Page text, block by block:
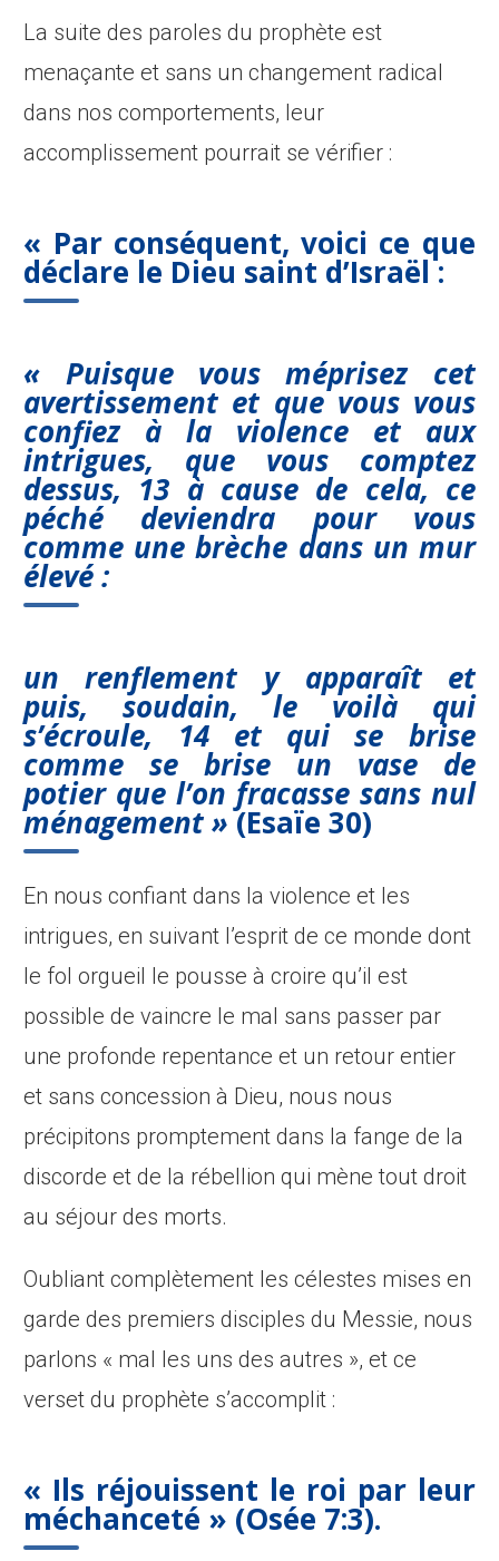
La suite des paroles du prophète est
menaçante et sans un changement radical
dans nos comportements, leur
accomplissement pourrait se vérifier :
« Par conséquent, voici ce que
déclare le Dieu saint d’Israël :
« Puisque vous méprisez cet
avertissement et que vous vous
confiez à la violence et aux
intrigues, que vous comptez
dessus, 13 à cause de cela, ce
péché deviendra pour vous
comme une brèche dans un mur
élevé :
un renflement y apparaît et
puis, soudain, le voilà qui
s’écroule, 14 et qui se brise
comme se brise un vase de
potier que l’on fracasse sans nul
ménagement »(Esaïe 30)
En nous confiant dans la violence et les
intrigues, en suivant l’esprit de ce monde dont
le fol orgueil le pousse à croire qu’il est
possible de vaincre le mal sans passer par
une profonde repentance et un retour entier
et sans concession à Dieu, nous nous
précipitons promptement dans la fange de la
discorde et de la rébellion qui mène tout droit
au séjour des morts.
Oubliant complètement les célestes mises en
garde des premiers disciples du Messie, nous
parlons « mal les uns des autres », et ce
verset du prophète s’accomplit :
« Ils réjouissent le roi par leur
méchanceté » (Osée 7:3).